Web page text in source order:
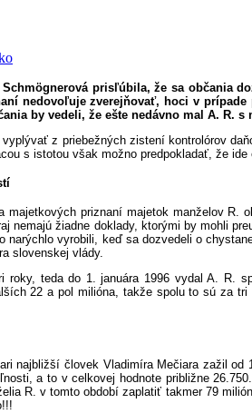
prisľúbila, že sa občania
nedovoľuje zverejňovať, hoci v
by vedeli, že ešte nedávno mal A. R.
z priebežných zistení kontrolórov
s istotou však možno predpokladať, že
majetkových priznaní majetok manželov
nemajú žiadne doklady, ktorými by mohli
narýchlo vyrobili, keď sa dozvedeli o
slovenskej vlády.
roky, teda do 1. januára 1996 vydal A. R.
22 a pol milióna, takže spolu to sú za
najbližší človek Vladimíra Mečiara zažil
a to v celkovej hodnote približne
R. v tomto období zaplatiť takmer 79